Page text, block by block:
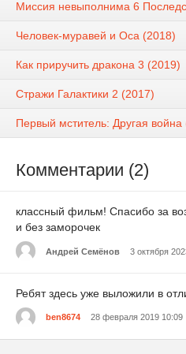
Миссия невыполнима 6
Человек-муравей и Оса (2018)
Как приручить дракона 3 (2019)
Стражи Галактики 2 (2017)
Первый мститель: Другая война
Комментарии (2)
классный фильм! Спасибо за
и без заморочек
Андрей Семёнов 3 октября
Ребят здесь уже выложили в
ben8674 28 февраля 2019 10:09